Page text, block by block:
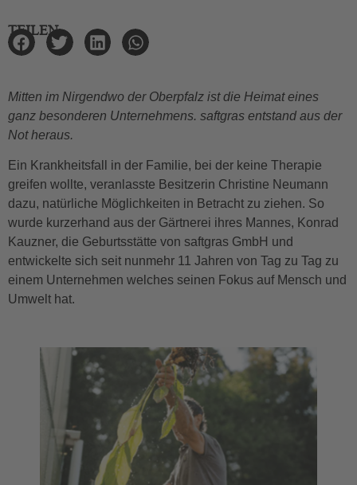
TEILEN
Mitten im Nirgendwo der Oberpfalz ist die Heimat eines
ganz besonderen Unternehmens. saftgras entstand aus der
Not heraus.
Ein Krankheitsfall in der Familie, bei der keine Therapie
greifen wollte, veranlasste Besitzerin Christine Neumann
dazu, natürliche Möglichkeiten in Betracht zu ziehen. So
wurde kurzerhand aus der Gärtnerei ihres Mannes, Konrad
Kauzner, die Geburtsstätte von saftgras GmbH und
entwickelte sich seit nunmehr 11 Jahren von Tag zu Tag zu
einem Unternehmen welches seinen Fokus auf Mensch und
Umwelt hat.